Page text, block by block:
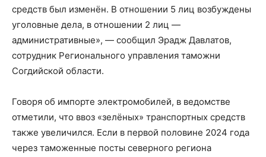
средств был изменён. В отношении 5 лиц возбуждены
уголовные дела, в отношении 2 лиц —
административные», — сообщил Эрадж Давлатов,
сотрудник Регионального управления таможни
Согдийской области.
Говоря об импорте электромобилей, в ведомстве
отметили, что ввоз «зелёных» транспортных средств
также увеличился. Если в первой половине 2024 года
через таможенные посты северного региона